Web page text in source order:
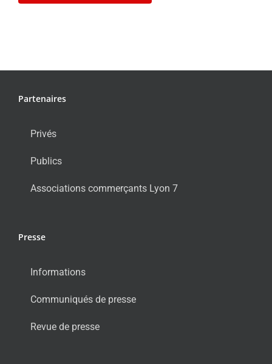
Partenaires
Privés
Publics
Associations commerçants Lyon 7
Presse
Informations
Communiqués de presse
Revue de presse